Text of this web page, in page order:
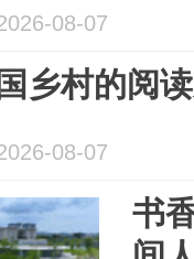
08-07
乡村的阅
08-07
书